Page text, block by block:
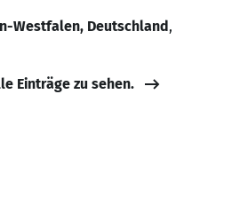
Westfalen, Deutschland,
Einträge zu sehen.